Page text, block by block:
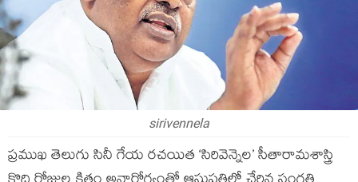
sirivennela
ప్రముఖ తెలుగు సినీ గేయ రచయిత ‘సిరివెన్నెల’ సీతారామశాస్త్రి